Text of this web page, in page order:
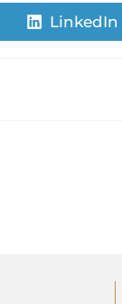
LinkedIn